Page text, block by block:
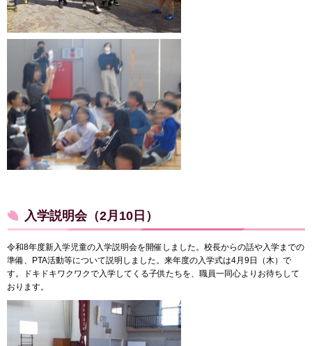
入学説明会（2月10日）
令和8年度新入学児童の入学説明会を開催しました。校長からの話や入学までの
準備、PTA活動等について説明しました。来年度の入学式は4月9日（木）で
す。ドキドキワクワクで入学してくる子供たちを、職員一同心よりお待ちして
おります。